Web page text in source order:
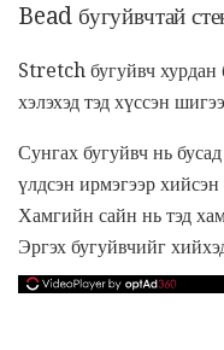
Bead бугуйвчтай
Stretch бугуйвч хурдан
хэлэхэд тэд хүссэн
Сунгах бугуйвч нь
үлдсэн ирмэгээр
Хамгийн сайн нь тэд
Эргэх бугуйвчийг